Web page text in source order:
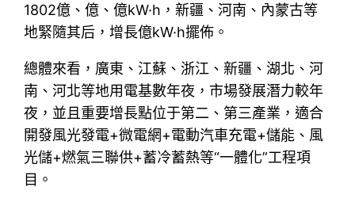
1802億、億、億kW·h，新疆、河南、內蒙古等
地緊隨其后，增長億kW·h擺佈。
總體來看，廣東、江蘇、浙江、新疆、湖北、河
南、河北等地用電基數年夜，市場發展潛力較年
夜，並且重要增長點位于第二、第三產業，適合
開發風光發電+微電網+電動汽車充電+儲能、風
光儲+燃氣三聯供+蓄冷蓄熱等“一體化”工程項
目。